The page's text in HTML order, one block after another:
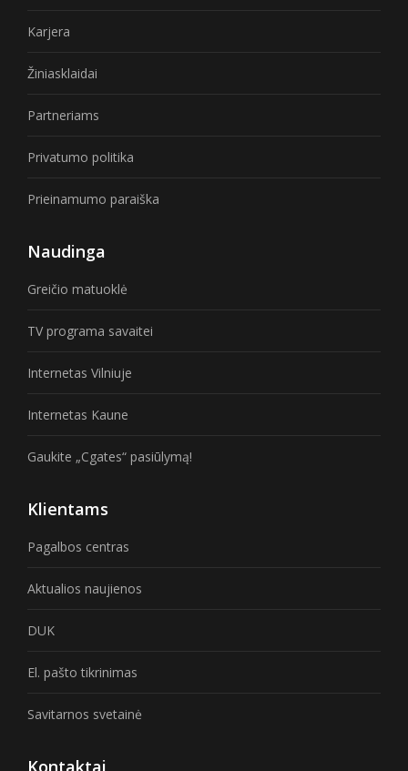
Karjera
Žiniasklaidai
Partneriams
Privatumo politika
Prieinamumo paraiška
Naudinga
Greičio matuoklė
TV programa savaitei
Internetas Vilniuje
Internetas Kaune
Gaukite „Cgates“ pasiūlymą!
Klientams
Pagalbos centras
Aktualios naujienos
DUK
El. pašto tikrinimas
Savitarnos svetainė
Kontaktai